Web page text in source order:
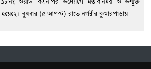
বুধবার (৫ আগস্ট) রাতে নগরীর কুমারপাড়ায়